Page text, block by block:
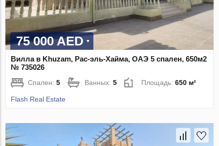
75 000 AED
Вилла в Khuzam, Рас-эль-Хайма, ОАЭ 5 спален, 650м2
№ 735026
Спален:5 Ванных:5 Площадь:650 м²
Flash Real Estate